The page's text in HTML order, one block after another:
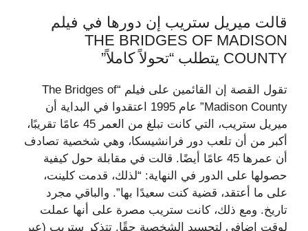
قالت ميريل ستريب إن دورها في فيلم
THE BRIDGES OF MADISON
COUNTY يتطلب “تحولاً كاملاً”
تقول القصة إن القائمين على فيلم “The Bridges of
Madison County” عام 1995 اعتقدوا في البداية أن
ميريل ستريب، التي كانت تبلغ من العمر 45 عامًا تقريبًا،
أكبر من أن تلعب دور فرانشيسكا، وهي شخصية تصادف
أن عمرها 45 عامًا أيضًا. قالت في مقابلة حول كيفية
حصولها على الدور في النهاية: “لذلك، قدمت كلينت،
على ما أعتقد، قضية كنت سعيدًا بها”. والباقي مجرد
تاريخ. ومع ذلك، كانت ستريب مصرة على أنها عملت
لوقت إضافي لتجسيد الشخصية حقًا. تتذكر ستريب (عبر